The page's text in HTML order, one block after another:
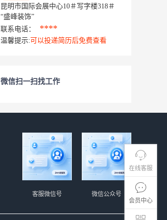
在线客服
会员中心
昆明市国际会展中心10＃写字楼318＃
“盛峰装饰”
联系电话：
****
温馨提示: 可以投递简历后免费查看
微信扫一扫找工作
微信公众号
客服微信号